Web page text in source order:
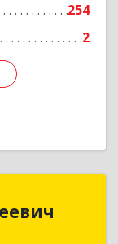
254
2
р-